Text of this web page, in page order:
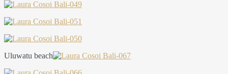
Uluwatu beach